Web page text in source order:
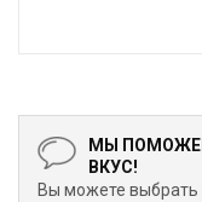
МЫ
ВКУС!
Вы можете выбрать